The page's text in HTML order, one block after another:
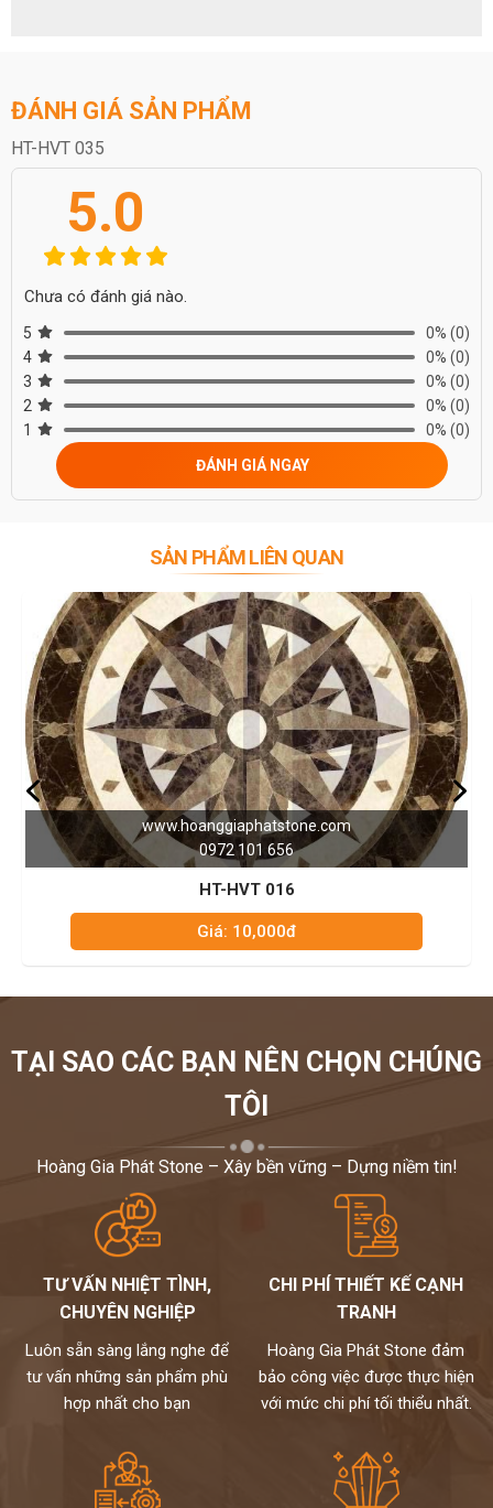
ĐÁNH GIÁ SẢN PHẨM
HT-HVT 035
5.0
Chưa có đánh giá nào.
5 0% (0)
4
0% (0)
3
0% (0)
2
0% (0)
1
0% (0)
ĐÁNH GIÁ NGAY
SẢN PHẨM LIÊN QUAN
www.hoanggiaphatstone.com
0972 101 656
HT-HVT 016
Giá: 10,000đ
TẠI SAO CÁC BẠN NÊN CHỌN CHÚNG
TÔI
Hoàng Gia Phát Stone – Xây bền vững – Dựng niềm tin!
TƯ VẤN NHIỆT TÌNH,
CHUYÊN NGHIỆP
Luôn sẵn sàng lắng nghe để
tư vấn những sản phẩm phù
hợp nhất cho bạn
CHI PHÍ THIẾT KẾ CẠNH
TRANH
Hoàng Gia Phát Stone đảm
bảo công việc được thực hiện
với mức chi phí tối thiểu nhất.